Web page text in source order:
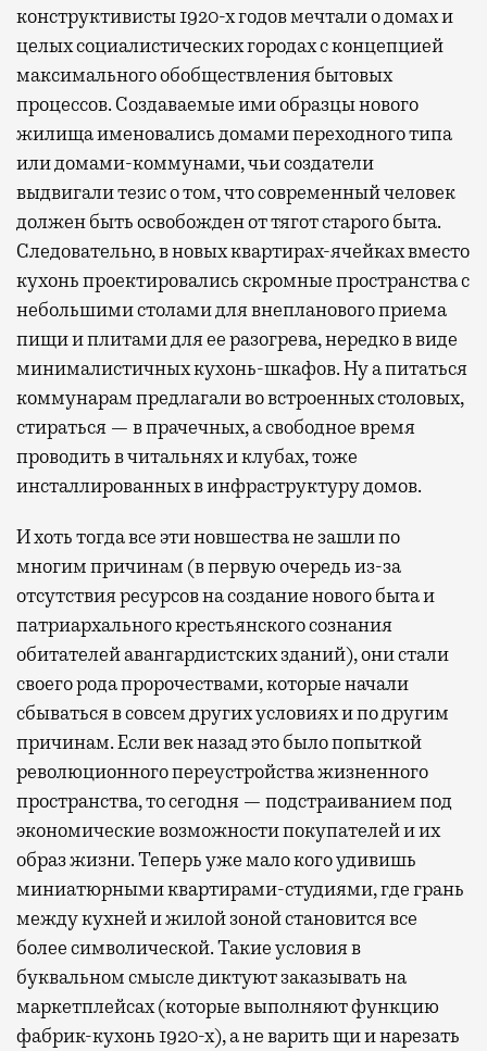
конструктивисты 1920-х годов мечтали о домах и
целых социалистических городах с концепцией
максимального обобществления бытовых
процессов. Создаваемые ими образцы нового
жилища именовались домами переходного типа
или домами-коммунами, чьи создатели
выдвигали тезис о том, что современный человек
должен быть освобожден от тягот старого быта.
Следовательно, в новых квартирах-ячейках вместо
кухонь проектировались скромные пространства с
небольшими столами для внепланового приема
пищи и плитами для ее разогрева, нередко в виде
минималистичных кухонь-шкафов. Ну а питаться
коммунарам предлагали во встроенных столовых,
стираться — в прачечных, а свободное время
проводить в читальнях и клубах, тоже
инсталлированных в инфраструктуру домов.
И хоть тогда все эти новшества не зашли по
многим причинам (в первую очередь из-за
отсутствия ресурсов на создание нового быта и
патриархального крестьянского сознания
обитателей авангардистских зданий), они стали
своего рода пророчествами, которые начали
сбываться в совсем других условиях и по другим
причинам. Если век назад это было попыткой
революционного переустройства жизненного
пространства, то сегодня — подстраиванием под
экономические возможности покупателей и их
образ жизни. Теперь уже мало кого удивишь
миниатюрными квартирами-студиями, где грань
между кухней и жилой зоной становится все
более символической. Такие условия в
буквальном смысле диктуют заказывать на
маркетплейсах (которые выполняют функцию
фабрик-кухонь 1920-х), а не варить щи и нарезать